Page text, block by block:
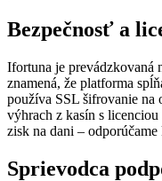
Bezpečnosť a
Ifortuna je prevádzkovaná
znamená, že platforma
používa SSL šifrovanie na
výhrach z kasín s
zisk na dani –
Sprievodca